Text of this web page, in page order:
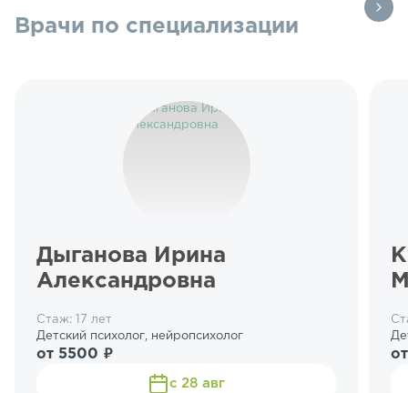
Врачи по специализации
Дыганова Ирина
Александровна
Стаж: 17 лет
Детский психолог, нейропсихолог
от 5500 ₽
с 28 авг